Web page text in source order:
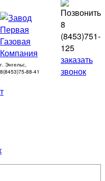
г. Энгельс,
8(8453)75-88-41
8
(8453)751-
125
заказать
звонок